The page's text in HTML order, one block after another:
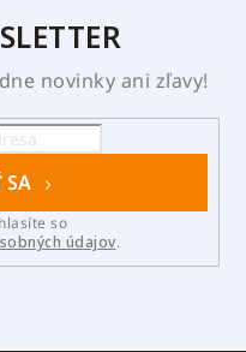
novinky ani zľavy!
SA
údajov.